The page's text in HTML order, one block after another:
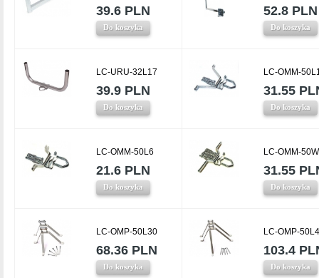
39.6 PLN
Do koszyka
52.8 PLN
Do koszyka
LC-URU-32L17
39.9 PLN
Do koszyka
LC-OMM-
31.55
Do koszyka
LC-OMM-50L6
21.6 PLN
Do koszyka
LC-OMM-
31.55
Do koszyka
LC-OMP-50L30
68.36 PLN
Do koszyka
LC-OMP-
103.4
Do koszyka